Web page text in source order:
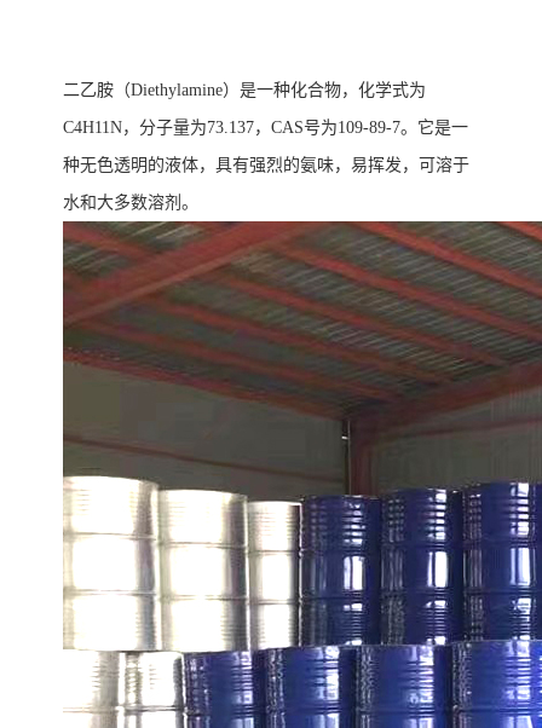
二乙胺（Diethylamine）是一种化合物，化学式为
C4H11N，分子量为73.137，CAS号为109-89-7。它是一
种无色透明的液体，具有强烈的氨味，易挥发，可溶于
水和大多数溶剂。